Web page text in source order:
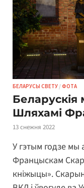
БЕЛАРУСЫ СВЕТУ /ФОТА
Беларускія
Шляхамі
13 снежня 2022
У гэтым годзе мы
Францыскам
кніжыцы».